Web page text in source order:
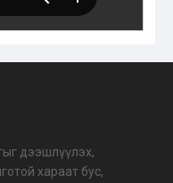
дээшлүүлэх,
хараат бус,